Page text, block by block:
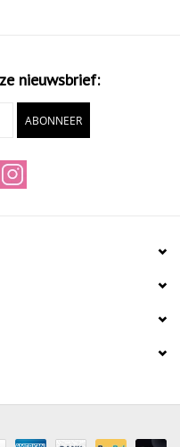
nieuwsbrief:
ABONNEER